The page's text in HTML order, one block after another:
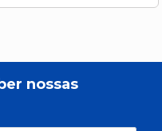
nossas